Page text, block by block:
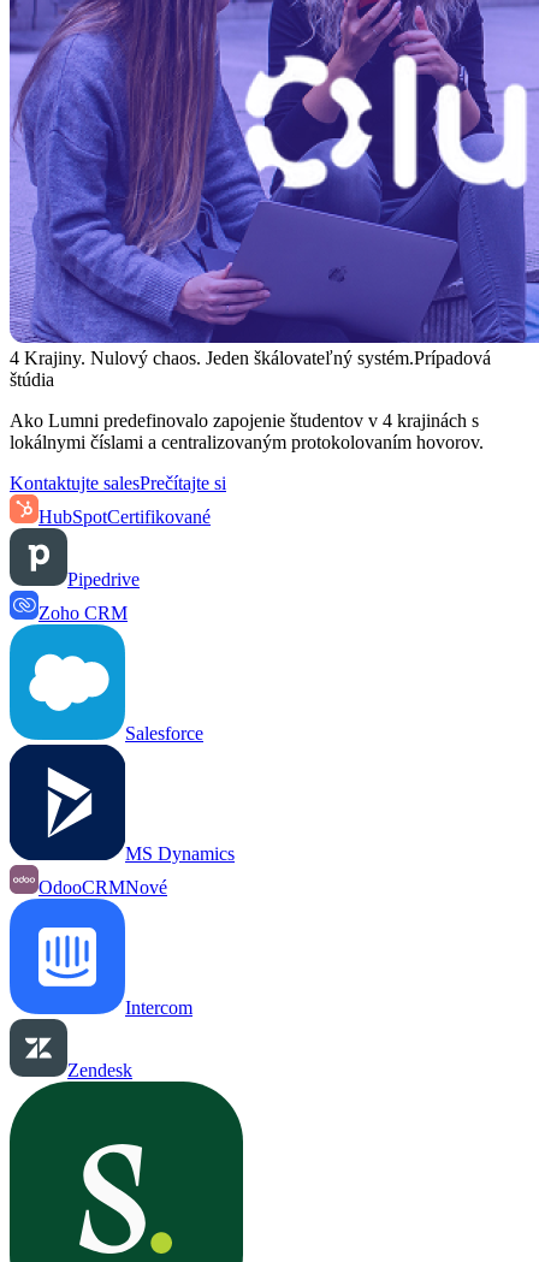
4 Krajiny. Nulový chaos. Jeden škálovateľný systém.Prípadová
štúdia
Ako Lumni predefinovalo zapojenie študentov v 4 krajinách s
lokálnymi číslami a centralizovaným protokolovaním hovorov.
Kontaktujte salesPrečítajte si
HubSpotCertifikované
Pipedrive
Zoho CRM
Salesforce
MS Dynamics
OdooCRMNové
Intercom
Zendesk